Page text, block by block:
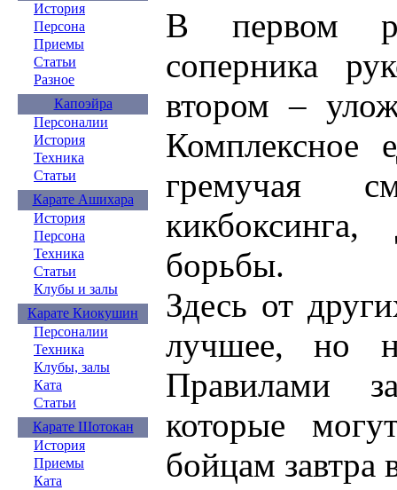
История
Персона
Приемы
Статьи
Разное
Капоэйра
Персоналии
История
Техника
Статьи
Карате Ашихара
История
Персона
Техника
Статьи
Клубы и залы
Карате Киокушин
Персоналии
Техника
Клубы, залы
Ката
Статьи
Карате Шотокан
История
Приемы
Ката
В первом
соперника
втором –
Комплексное
гремучая
борьбы.
Здесь от
лучшее, но
Правилами
которые
бойцам завтра